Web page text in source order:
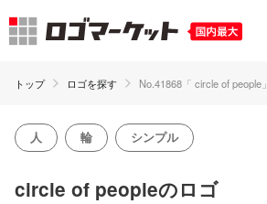
トップ ロゴを探す No.41868「 circle of people」
人 輪 シンプル
circle of peopleのロゴ